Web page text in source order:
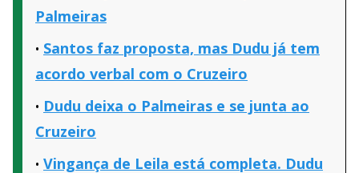
Palmeiras
Santos faz proposta, mas Dudu já tem
acordo verbal com o Cruzeiro
Dudu deixa o Palmeiras e se junta ao
Cruzeiro
Vingança de Leila está completa. Dudu